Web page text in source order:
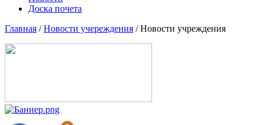
Доска почета
Главная /Новости учереждения /Новости учреждения